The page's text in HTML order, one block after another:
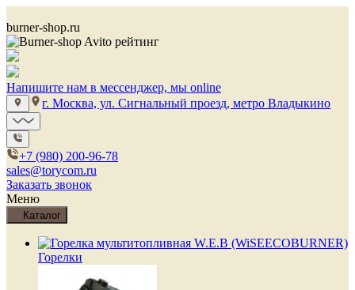
burner-shop.ru
Напишите нам в мессенджер, мы online
г. Москва, ул. Сигнальный проезд, метро Владыкино
+7 (980) 200-96-78
sales@torycom.ru
Заказать звонок
Меню
Каталог
Горелки